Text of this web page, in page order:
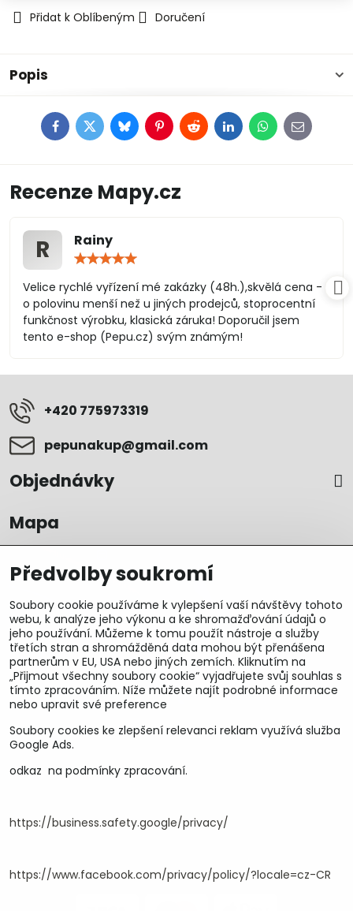
Přidat k Oblíbeným Doručení
Popis
FacebookTwitterBlueskyPinterestRedditLinkedInWhatsApp
E-
mail
Recenze Mapy.cz
R Rainy
/
5
Velice rychlé vyřízení mé zakázky (48h.),skvělá cena -
o polovinu menší než u jiných prodejců, stoprocentní
funkčnost výrobku, klasická záruka! Doporučil jsem
tento e-shop (Pepu.cz) svým známým!
+420 775973319
pepunakup​@gmail​.com
Objednávky
Mapa
U&M parts s.r.o.
U Zastávky 150, Horní Staré Město
DIČ CZ25930184
Předvolby soukromí
Soubory cookie používáme k vylepšení vaší návštěvy tohoto
webu, k analýze jeho výkonu a ke shromažďování údajů o
jeho používání. Můžeme k tomu použít nástroje a služby
třetích stran a shromážděná data mohou být přenášena
partnerům v EU, USA nebo jiných zemích. Kliknutím na
„Přijmout všechny soubory cookie“ vyjadřujete svůj souhlas s
tímto zpracováním. Níže můžete najít podrobné informace
nebo upravit své preference
Soubory cookies ke zlepšení relevanci reklam využívá služba
Google Ads.
odkaz na podmínky zpracování.
https://business.safety.google/privacy/
https://www.facebook.com/privacy/policy/?locale=cz-CR